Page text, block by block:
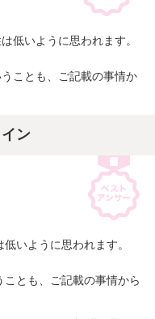
低いように思われます。
ことも、ご記載の事情か
ン
いように思われます。
とも、ご記載の事情から